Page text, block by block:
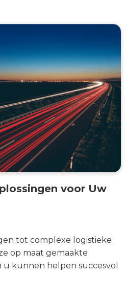
voor Uw
tot complexe logistieke
op maat gemaakte
kunnen helpen succesvol